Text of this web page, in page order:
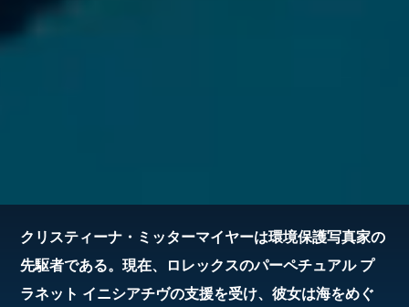
クリスティーナ・ミッターマイヤーは環境保護写真家の
先駆者である。現在、ロレックスのパーペチュアル プ
ラネット イニシアチヴの支援を受け、彼女は海をめぐ